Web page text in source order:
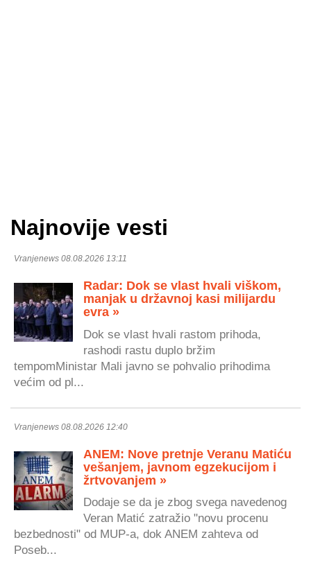
Najnovije vesti
Vranjenews 08.08.2026 13:11
Radar: Dok se vlast hvali viškom,
manjak u državnoj kasi milijardu
evra »
Dok se vlast hvali rastom prihoda,
rashodi rastu duplo bržim
tempomMinistar Mali javno se pohvalio prihodima
većim od pl...
Vranjenews 08.08.2026 12:40
ANEM: Nove pretnje Veranu Matiću
vešanjem, javnom egzekucijom i
žrtvovanjem »
Dodaje se da je zbog svega navedenog
Veran Matić zatražio "novu procenu
bezbednosti" od MUP-a, dok ANEM zahteva od
Poseb...